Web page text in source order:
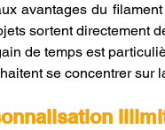
avantages du
sortent directement
de temps est
se concentrer sur